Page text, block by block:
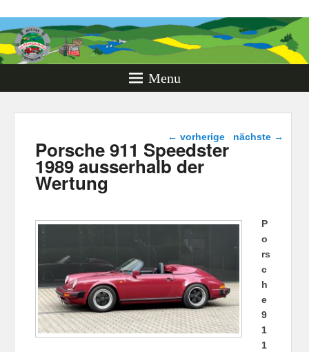
Rotary
Oldtimer
Monschau
Menu
Beitragsnavigation
← vorherige nächste →
Porsche 911 Speedster
1989 ausserhalb der
Wertung
P
o
rs
c
h
e
9
1
1